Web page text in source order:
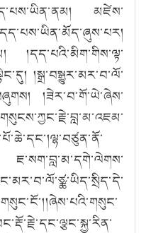
མཛེས་
།དད་པའི་མིག་གིས་ལྟ་
།སྒྲ་བསྒྱུར་མར་བ་ལོ་
།ཟེར་བ་གོ་ཡེ་ཞེས་
ཇ་སག་བླ་མ་དགེ་ལེགས་